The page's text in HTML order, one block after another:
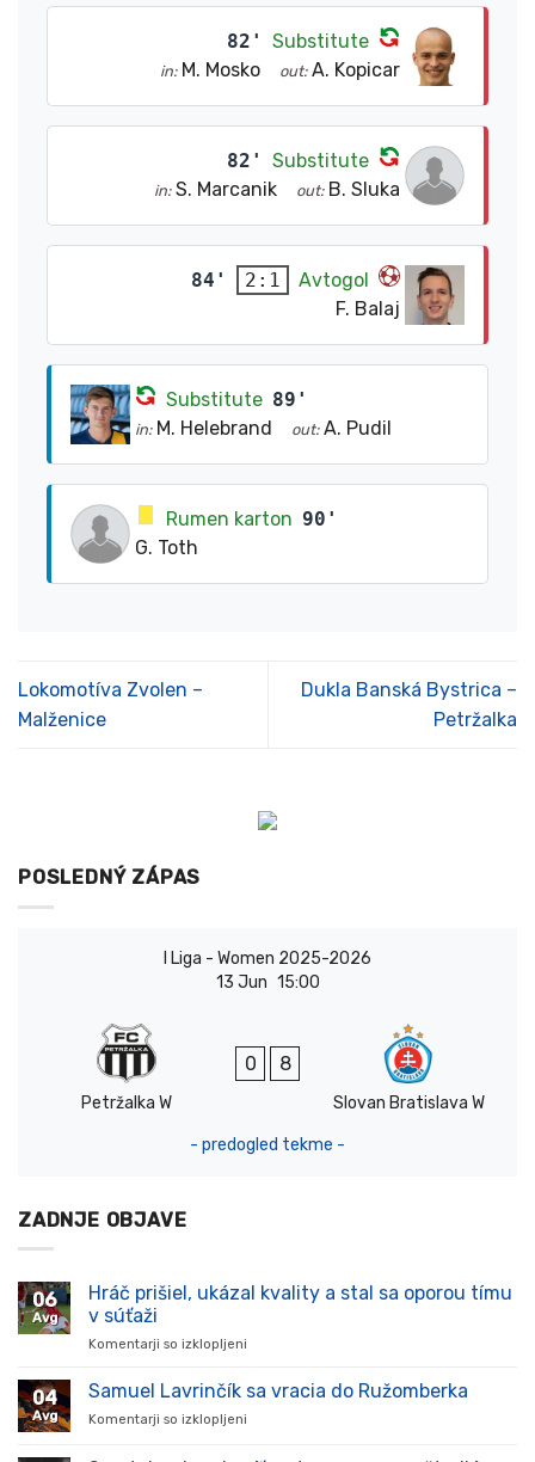
82' Substitute
in: M. Mosko out: A. Kopicar
82' Substitute
in: S. Marcanik out: B. Sluka
84' 2:1
Avtogol
F. Balaj
Substitute 89'
in: M. Helebrand out: A. Pudil
Rumen karton 90'
G. Toth
Lokomotíva Zvolen –
Malženice
Dukla Banská Bystrica –
Petržalka
POSLEDNÝ ZÁPAS
I Liga - Women 2025-2026
13 Jun 15:00
Petržalka W
0 8
Slovan Bratislava W
- predogled tekme -
ZADNJE OBJAVE
06
Avg
Hráč prišiel, ukázal kvality a stal sa oporou tímu
v súťaži
Komentarji so izklopljeni
prišiel,
04
Avg
Samuel Lavrinčík sa vracia do Ružomberka
Komentarji so izklopljeni